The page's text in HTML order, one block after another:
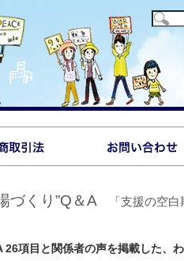
づくり”Q＆A 「支援の空
26項目と関係者の声を掲載した、